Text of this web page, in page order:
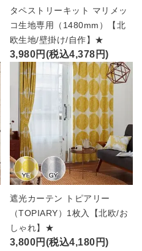
タペストリーキット マリメッ
コ生地専用（1480mm）【北
欧生地/壁掛け/自作】★
3,980円(税込4,378円)
遮光カーテン トピアリー
（TOPIARY）1枚入【北欧/お
しゃれ】★
3,800円(税込4,180円)